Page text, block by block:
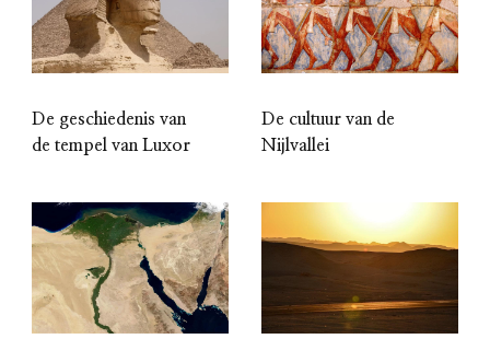
De geschiedenis van
de tempel van Luxor
De cultuur van de
Nijlvallei